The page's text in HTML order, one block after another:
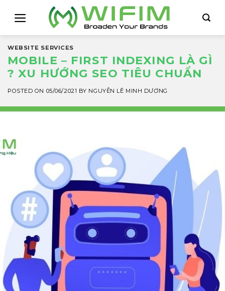
content
WEBSITE SERVICES
MOBILE – FIRST INDEXING LÀ GÌ
? XU HƯỚNG SEO TIÊU CHUẨN
POSTED ON 05/06/2021 BY NGUYỄN LÊ MINH DƯƠNG